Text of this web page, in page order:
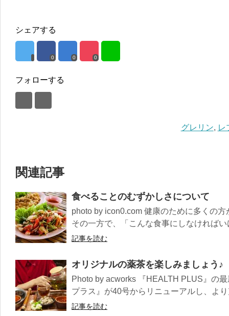
シェアする
0 0 0
フォローする
グレリン, レ
関連記事
食べることのむずかしさについて
photo by icon0.com 健康のために多くの
その一方で、「こんな食事にしなければ
記事を読む
オリジナルの薬茶を楽しみましょう♪
Photo by acworks 『HEALTH PLUS』の
プラス』が40号からリニューアルし、よ
記事を読む